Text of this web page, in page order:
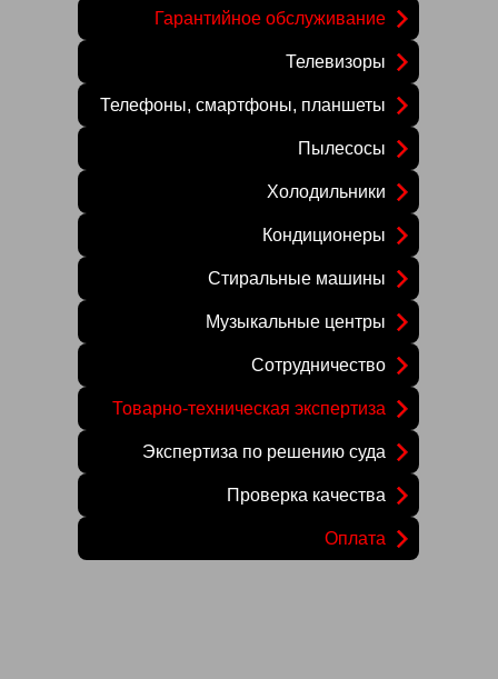
Гарантийное обслуживание
Телевизоры
Телефоны, смартфоны, планшеты
Пылесосы
Холодильники
Кондиционеры
Стиральные машины
Музыкальные центры
Сотрудничество
Товарно-техническая экспертиза
Экспертиза по решению суда
Проверка качества
Оплата